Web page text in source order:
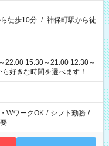
徒歩10分 / 神保町駅から徒
22:00 15:30～21:00 12:30～
WワークOK / シフト勤務 /